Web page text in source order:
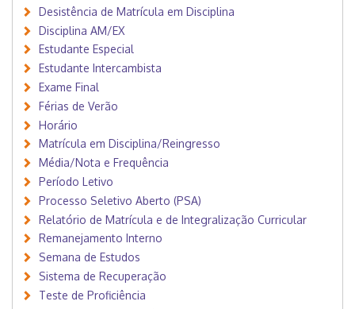
Desistência de Matrícula em Disciplina
Disciplina AM/EX
Estudante Especial
Estudante Intercambista
Exame Final
Férias de Verão
Horário
Matrícula em Disciplina/Reingresso
Média/Nota e Frequência
Período Letivo
Processo Seletivo Aberto (PSA)
Relatório de Matrícula e de Integralização Curricular
Remanejamento Interno
Semana de Estudos
Sistema de Recuperação
Teste de Proficiência